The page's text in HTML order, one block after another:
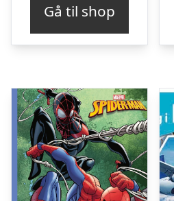
Gå til shop